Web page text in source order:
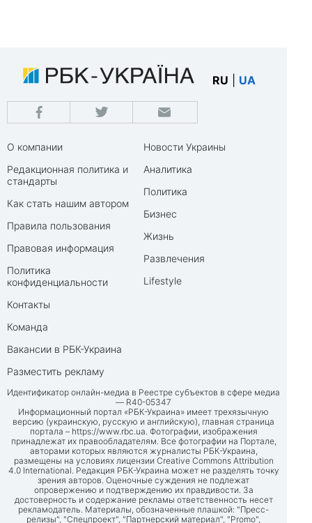
RU UA
О компании
Редакционная политика и
стандарты
Как стать нашим автором
Правила пользования
Правовая информация
Политика
конфиденциальности
Контакты
Команда
Вакансии в РБК-Украина
Разместить рекламу
Новости Украины
Аналитика
Политика
Бизнес
Жизнь
Развлечения
Lifestyle
Идентификатор онлайн-медиа в Реестре субъектов в сфере медиа
— R40-05347
Информационный портал «РБК-Украина» имеет трехязычную
версию (украинскую, русскую и английскую), главная страница
портала – https://www.rbc.ua. Фотографии, изображения
принадлежат их правообладателям. Все фотографии на Портале,
авторами которых являются журналисты РБК-Украина,
размещены на условиях лицензии Creative Commons Attribution
4.0 International. Редакция РБК-Украина может не разделять точку
зрения авторов. Оценочные суждения не подлежат
опровержению и подтверждению их правдивости. За
достоверность и содержание рекламы ответственность несет
рекламодатель. Материалы, обозначенные плашкой: "Пресс-
релизы", "Спецпроект", "Партнерский материал", "Promo",